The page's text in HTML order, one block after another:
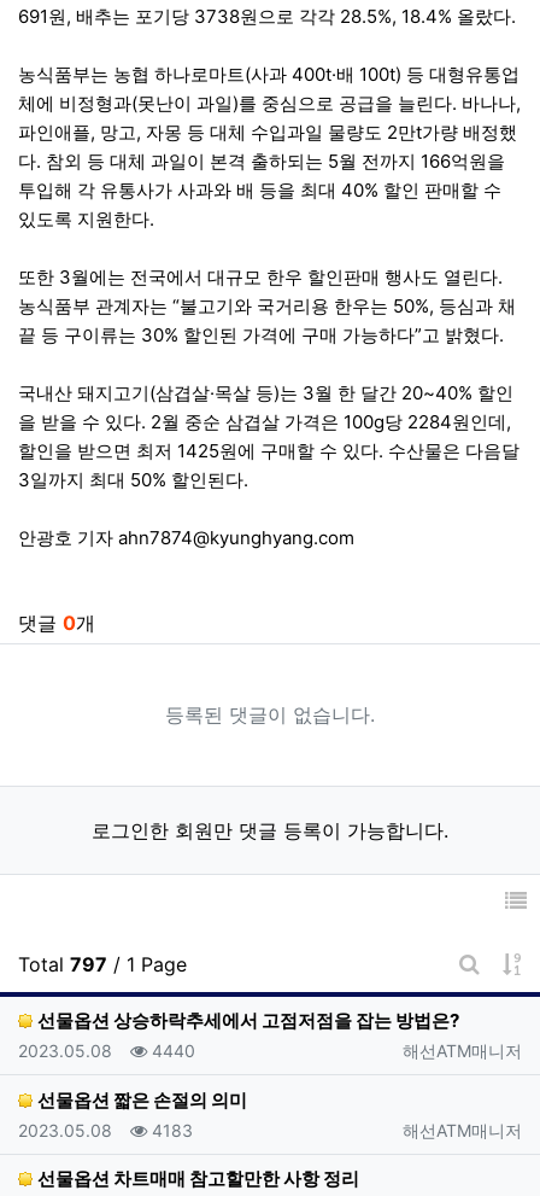
691원, 배추는 포기당 3738원으로 각각 28.5%, 18.4% 올랐다.
농식품부는 농협 하나로마트(사과 400t·배 100t) 등 대형유통업
체에 비정형과(못난이 과일)를 중심으로 공급을 늘린다. 바나나,
파인애플, 망고, 자몽 등 대체 수입과일 물량도 2만t가량 배정했
다. 참외 등 대체 과일이 본격 출하되는 5월 전까지 166억원을
투입해 각 유통사가 사과와 배 등을 최대 40% 할인 판매할 수
있도록 지원한다.
또한 3월에는 전국에서 대규모 한우 할인판매 행사도 열린다.
농식품부 관계자는 “불고기와 국거리용 한우는 50%, 등심과 채
끝 등 구이류는 30% 할인된 가격에 구매 가능하다”고 밝혔다.
국내산 돼지고기(삼겹살·목살 등)는 3월 한 달간 20~40% 할인
을 받을 수 있다. 2월 중순 삼겹살 가격은 100g당 2284원인데,
할인을 받으면 최저 1425원에 구매할 수 있다. 수산물은 다음달
3일까지 최대 50% 할인된다.
안광호 기자 ahn7874@kyunghyang.com
댓글 0개
등록된 댓글이 없습니다.
로그인한 회원만 댓글 등록이 가능합니다.
Total 797 / 1 Page
게시판
선물옵션 상승하락추세에서 고점저점을 잡는 방법은?
등록자
해선ATM매니저
등록일
2023.05.08 조회
4440
선물옵션 짧은 손절의 의미
등록자
해선ATM매니저
등록일
2023.05.08 조회
4183
선물옵션 차트매매 참고할만한 사항 정리